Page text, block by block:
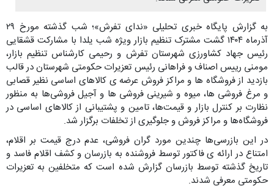
به گزارش پایگاه خبری تحلیلی «ندای تفرش»؛ شب گذشته مورخ ۲۹
آذرماه ۱۴۰۴ گشت مشترک تنظیم بازار ویژه شب یلدا با مشارکت قشقایی
رئیس جهاد کشاورزی شهرستان تفرش و رحیمی کارشناس تنظیم بازار،
مومنی رییس اصناف و فراهانی رئیس تعزیرات حکومتی شهرستان در قالب
بازدید از فروشگاه ها و مراکز فروش عرضه ی کالاهای اساسی نظیر قصابی
و مرغ فروشی ها، میوه و شیرینی فروشی ها و آجیل فروشی‌ها به منظور
نظارت بر کنترل بازار و قیمت‌ها، تامین و پشتیبانی از کالاهای اساسی در
فروشگاه‌ها و مراکز فروش و جلوگیری از تخلفات برگزار شد.
در این بازرسی‌ها چندین مورد گران فروشی، عدم درج قیمت بر اقلام،
امتناع در ارائه ی فاکتور توسط فروشنده به بازرسان و کشف اقلام فاسد و
تاریخ گذشته توسط بازرسان گزارش شده است که متخلفین به تعزیرات
حکومتی معرفی شدند.